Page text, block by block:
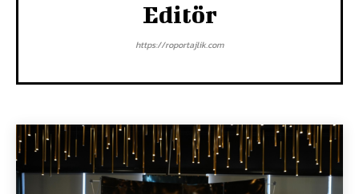
Editör
https://roportajlik.com